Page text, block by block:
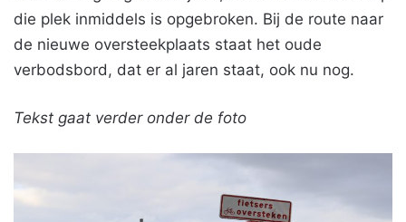
die plek inmiddels is opgebroken. Bij de route naar
de nieuwe oversteekplaats staat het oude
verbodsbord, dat er al jaren staat, ook nu nog.
Tekst gaat verder onder de foto